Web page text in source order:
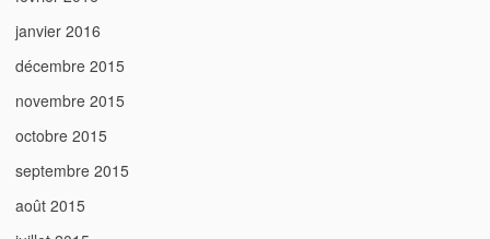
janvier 2016
décembre 2015
novembre 2015
octobre 2015
septembre 2015
août 2015